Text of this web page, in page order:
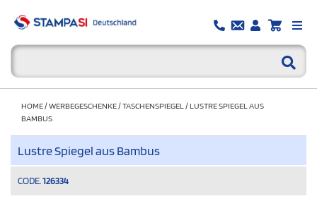
HOME/WERBEGESCHENKE/TASCHENSPIEGEL/LUSTRE SPIEGEL AUS
BAMBUS
Lustre Spiegel aus Bambus
CODE. 126334